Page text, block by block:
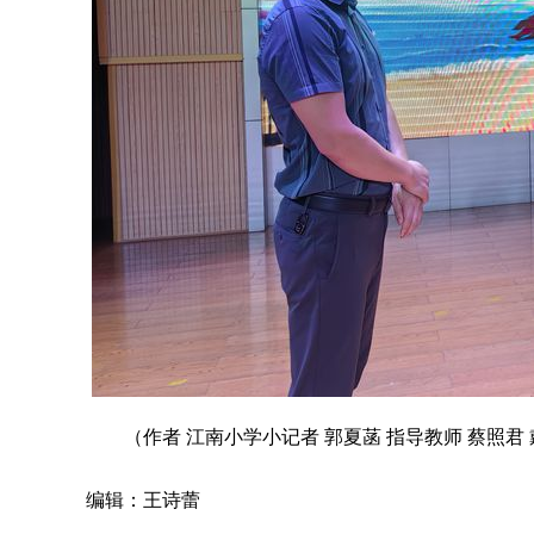
（作者 江南小学小记者 郭夏菡 指导教师 蔡照君
编辑：王诗蕾